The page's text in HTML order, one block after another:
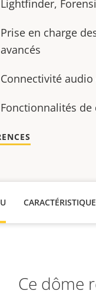
Lightfinder,
Prise en charge
avancés
Connectivité audio
Fonctionnalités
Ce dôme